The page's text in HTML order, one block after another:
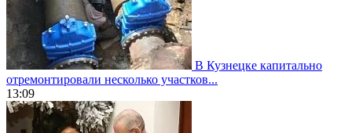
В Кузнецке капитально
отремонтировали несколько участков...
13:09